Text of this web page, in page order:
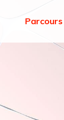
Parcours